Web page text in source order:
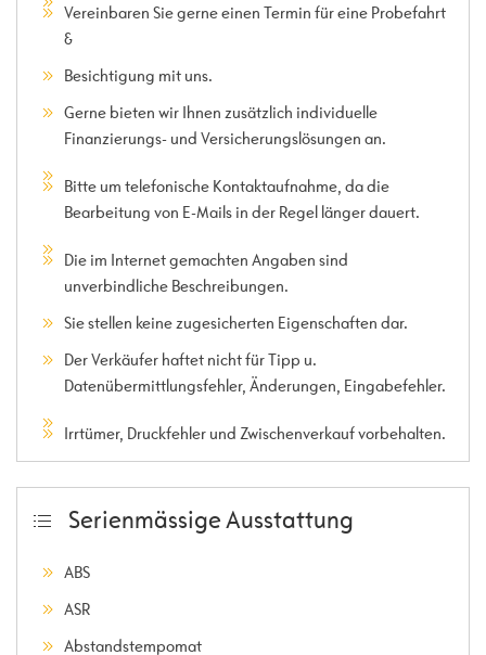
Vereinbaren Sie gerne einen Termin für eine Probefahrt
&
Besichtigung mit uns.
Gerne bieten wir Ihnen zusätzlich individuelle
Finanzierungs- und Versicherungslösungen an.
Bitte um telefonische Kontaktaufnahme, da die
Bearbeitung von E-Mails in der Regel länger dauert.
Die im Internet gemachten Angaben sind
unverbindliche Beschreibungen.
Sie stellen keine zugesicherten Eigenschaften dar.
Der Verkäufer haftet nicht für Tipp u.
Datenübermittlungsfehler, Änderungen, Eingabefehler.
Irrtümer, Druckfehler und Zwischenverkauf vorbehalten.
Serienmässige Ausstattung
ABS
ASR
Abstandstempomat